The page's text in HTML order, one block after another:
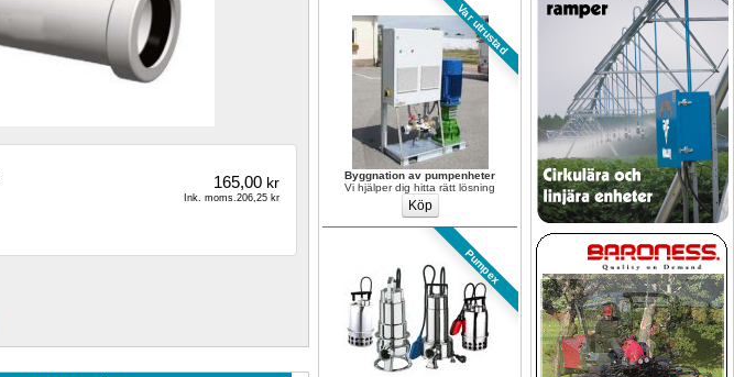
Var utrustad
Byggnation av pumpenheter
Vi hjälper dig hitta rätt lösning
Pumpex
165,00kr
Ink. moms.206,25 kr